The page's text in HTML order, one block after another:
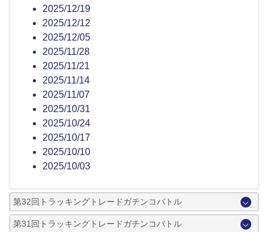
2025/12/19
2025/12/12
2025/12/05
2025/11/28
2025/11/21
2025/11/14
2025/11/07
2025/10/31
2025/10/24
2025/10/17
2025/10/10
2025/10/03
第32回トラッキングトレードガチンコバトル
第31回トラッキングトレードガチンコバトル